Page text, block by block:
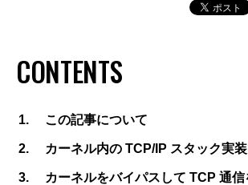
CONTENTS
この記事について
カーネル内の TCP/IP スタック実装
カーネルをバイパスして TCP 通